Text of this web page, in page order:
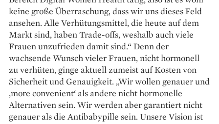
keine große Überraschung, dass wir uns dieses Feld
ansehen. Alle Verhütungsmittel, die heute auf dem
Markt sind, haben Trade-offs, weshalb auch viele
Frauen unzufrieden damit sind.“ Denn der
wachsende Wunsch vieler Frauen, nicht hormonell
zu verhüten, ginge aktuell zumeist auf Kosten von
Sicherheit und Genauigkeit. „Wir wollen genauer und
‚more convenient‘ als andere nicht hormonelle
Alternativen sein. Wir werden aber garantiert nicht
genauer als die Antibabypille sein. Unsere Vision ist